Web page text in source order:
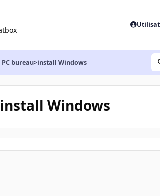
PC bureau>install Windows
Windows